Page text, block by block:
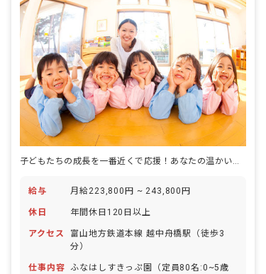
給与 月給223,800円 ~ 243,800円
休日 年間休日120日以上
アクセス
富山地方鉄道本線 越中舟橋駅（徒歩3
分）
仕事内容 ふなはしすきっぷ園（定員80名:0~5歳